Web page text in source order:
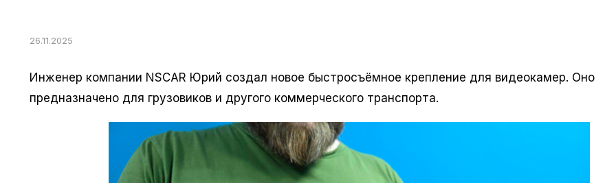
26.11.2025
Инженер компании NSCAR Юрий создал новое быстросъёмное крепление для видеокамер. Оно
предназначено для грузовиков и другого коммерческого транспорта.